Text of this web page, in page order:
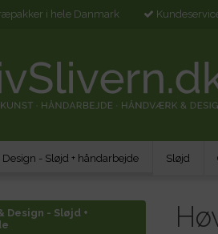
i hele Danmark
- Sløjd + håndarbejde Sløjd
Design - Sløjd +